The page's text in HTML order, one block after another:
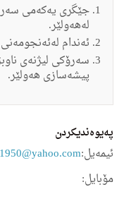
جێگری یه‌كه‌می
له‌هه‌ولێر.
ئه‌ندام
سه‌رۆکی لیژنه‌ی
پیشه‌سازی هه‌ولێر.
په‌یوه‌ندیكردن
ئیمه‌یل:
مۆبایل: